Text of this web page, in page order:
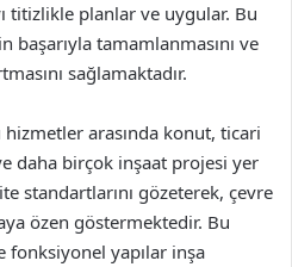
titizlikle planlar ve uygular. Bu
başarıyla tamamlanmasını ve
sağlamaktadır.
hizmetler arasında konut, ticari
daha birçok inşaat projesi yer
standartlarını gözeterek, çevre
özen göstermektedir. Bu
fonksiyonel yapılar inşa